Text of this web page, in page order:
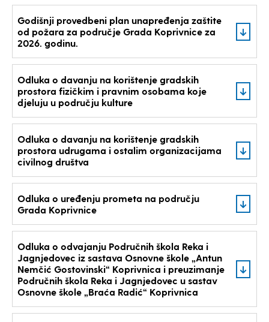
Godišnji provedbeni plan unapređenja zaštite
od požara za područje Grada Koprivnice za
2026. godinu.
Odluka o davanju na korištenje gradskih
prostora fizičkim i pravnim osobama koje
djeluju u području kulture
Odluka o davanju na korištenje gradskih
prostora udrugama i ostalim organizacijama
civilnog društva
Odluka o uređenju prometa na području
Grada Koprivnice
Odluka o odvajanju Područnih škola Reka i
Jagnjedovec iz sastava Osnovne škole „Antun
Nemčić Gostovinski“ Koprivnica i preuzimanje
Područnih škola Reka i Jagnjedovec u sastav
Osnovne škole „Braća Radić“ Koprivnica